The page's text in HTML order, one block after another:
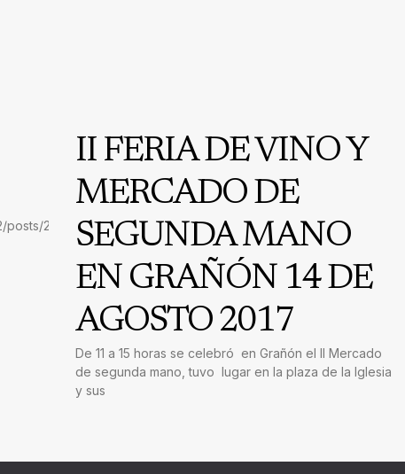
2179217842184247?
II FERIA DE VINO Y
MERCADO DE
SEGUNDA MANO
EN GRAÑÓN 14 DE
AGOSTO 2017
De 11 a 15 horas se celebró en Grañón el II Mercado
de segunda mano, tuvo lugar en la plaza de la Iglesia
y sus